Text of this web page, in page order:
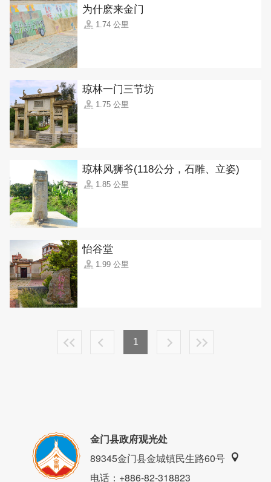
为什麽来金门
1.74 公里
琼林一门三节坊
1.75 公里
琼林风狮爷(118公分，石雕、立姿)
1.85 公里
怡谷堂
1.99 公里
1
金门县政府观光处
89345金门县金城镇民生路60号
电话：+886-82-318823